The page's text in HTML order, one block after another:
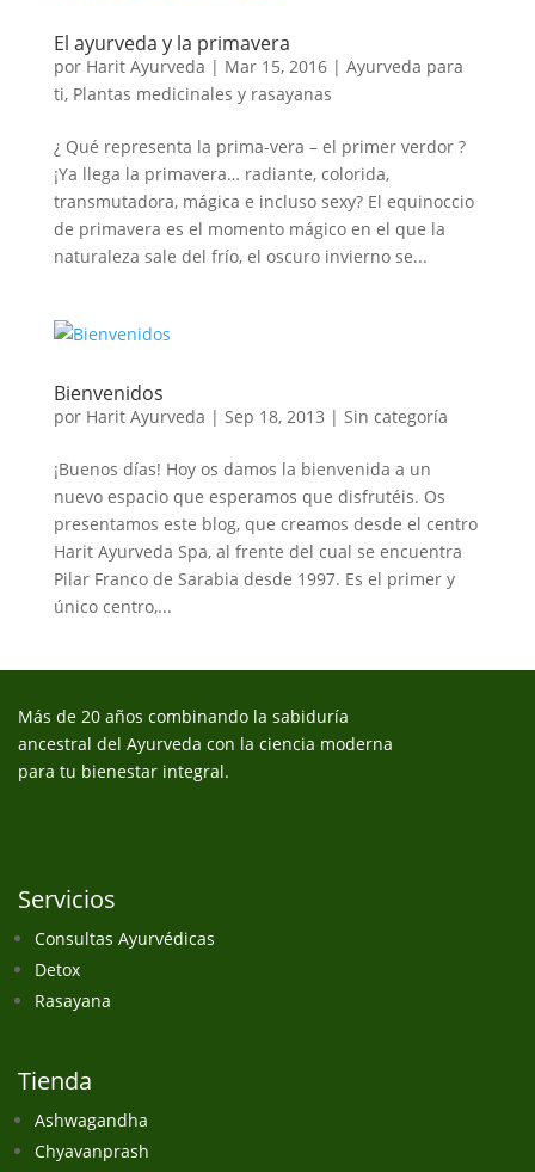
El ayurveda y la primavera
por Harit Ayurveda | Mar 15, 2016| Ayurveda para
ti, Plantas medicinales y rasayanas
¿ Qué representa la prima-vera – el primer verdor ?
¡Ya llega la primavera… radiante, colorida,
transmutadora, mágica e incluso sexy? El equinoccio
de primavera es el momento mágico en el que la
naturaleza sale del frío, el oscuro invierno se...
Bienvenidos
por Harit Ayurveda | Sep 18, 2013 | Sin categoría
¡Buenos días! Hoy os damos la bienvenida a un
nuevo espacio que esperamos que disfrutéis. Os
presentamos este blog, que creamos desde el centro
Harit Ayurveda Spa, al frente del cual se encuentra
Pilar Franco de Sarabia desde 1997. Es el primer y
único centro,...
Más de 20 años combinando la sabiduría
ancestral del Ayurveda con la ciencia moderna
para tu bienestar integral.
Servicios
Consultas Ayurvédicas
Detox
Rasayana
Tienda
Ashwagandha
Chyavanprash